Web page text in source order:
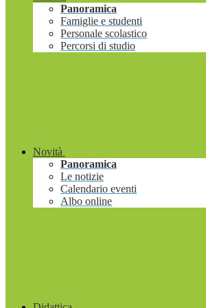
Panoramica
Famiglie e studenti
Personale scolastico
Percorsi di studio
Novità
Panoramica
Le notizie
Calendario eventi
Albo online